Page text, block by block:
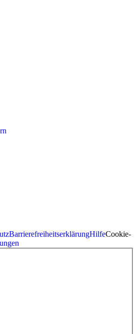
BarrierefreiheitserklärungHilfeCookie-